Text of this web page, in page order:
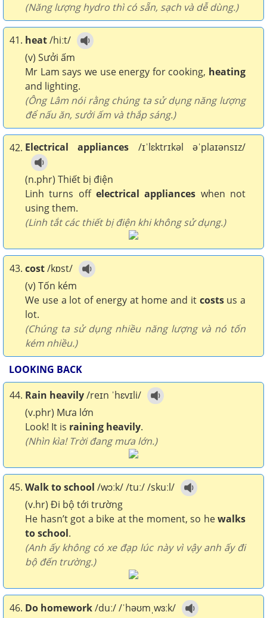
(Năng lượng hydro thì có sẵn, sạch và dễ dùng.)
41. heat/hiːt/
(v) Sưởi ấm
Mr Lam says we use energy for cooking, heating
and lighting.
(Ông Lâm nói rằng chúng ta sử dụng năng lượng
để nấu ăn, sưởi ấm và thắp sáng.)
42. Electrical appliances /ɪˈlɛktrɪkəl əˈplaɪənsɪz/
(n.phr) Thiết bị điện
Linh turns off electrical appliances when not
using them.
(Linh tắt các thiết bị điện khi không sử dụng.)
43. cost/kɒst/
(v) Tốn kém
We use a lot of energy at home and it costsus a
lot.
(Chúng ta sử dụng nhiều năng lượng và nó tốn
kém nhiều.)
LOOKING BACK
44. Rain heavily/reɪn ˈhɛvɪli/
(v.phr) Mưa lớn
Look! It is raining heavily.
(Nhìn kìa! Trời đang mưa lớn.)
45. Walk to school /wɔːk/ /tuː/ /skuːl/
(v.hr) Đi bộ tới trường
He hasn’t got a bike at the moment, so hewalks
to school.
(Anh ấy không có xe đạp lúc này vì vậy anh ấy đi
bộ đến trường.)
46. Do homework/duː/ /ˈhəʊmˌwɜːk/